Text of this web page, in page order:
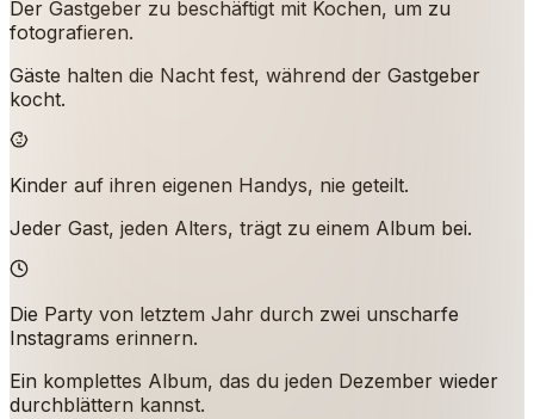
Der Gastgeber zu beschäftigt mit Kochen, um zu
fotografieren.
Gäste halten die Nacht fest, während der Gastgeber
kocht.
Kinder auf ihren eigenen Handys, nie geteilt.
Jeder Gast, jeden Alters, trägt zu einem Album bei.
Die Party von letztem Jahr durch zwei unscharfe
Instagrams erinnern.
Ein komplettes Album, das du jeden Dezember wieder
durchblättern kannst.